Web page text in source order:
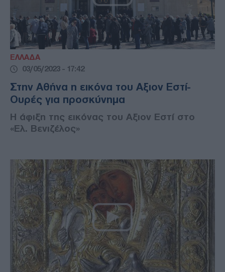
ΕΛΛΑΔΑ
03/05/2023 - 17:42
Στην Αθήνα η εικόνα του Αξιον Εστί-
Ουρές για προσκύνημα
Η άφιξη της εικόνας του Αξιον Εστί στο
«Ελ. Βενιζέλος»